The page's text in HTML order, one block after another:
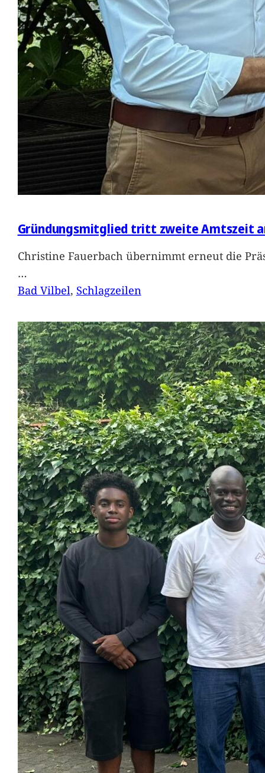
Gründungsmitglied tritt zweite Amtszeit
Christine Fauerbach übernimmt erneut die
…
Bad Vilbel, Schlagzeilen